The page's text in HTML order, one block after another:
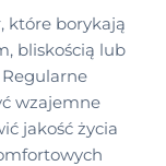
które borykają
bliskością lub
wzajemne
jakość życia